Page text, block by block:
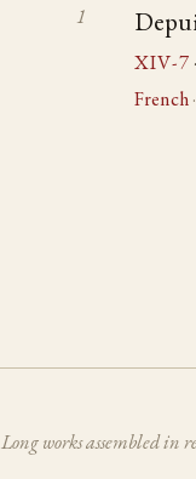
XIV-7
French ·
Long works assembled in